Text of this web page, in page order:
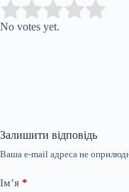
Rate this item:
No votes yet.
Залишити відповідь
Ваша e-mail адреса не
Ім’я *